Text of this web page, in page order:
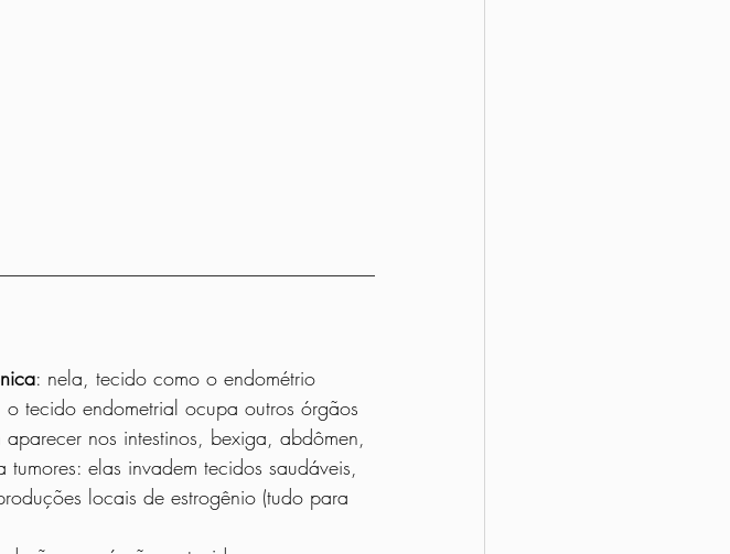
: nela, tecido como o endométrio
tecido endometrial ocupa outros órgãos
nos intestinos, bexiga, abdômen,
elas invadem tecidos saudáveis,
locais de estrogênio (tudo para